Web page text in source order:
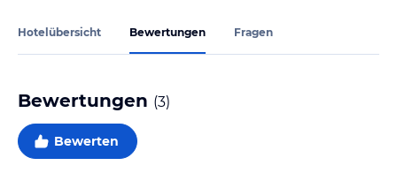
Hotelübersicht Bewertungen Fragen
Bewertungen (3)
Bewerten